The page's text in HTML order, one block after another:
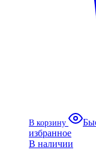
В корзину
избранное
В наличии